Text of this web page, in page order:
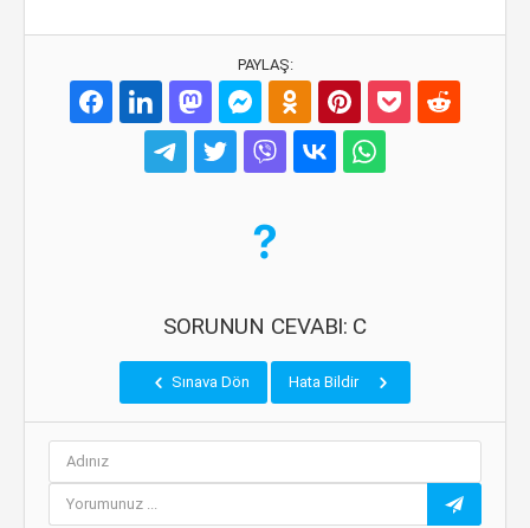
PAYLAŞ:
SORUNUN CEVABI: C
Sınava Dön Hata Bildir